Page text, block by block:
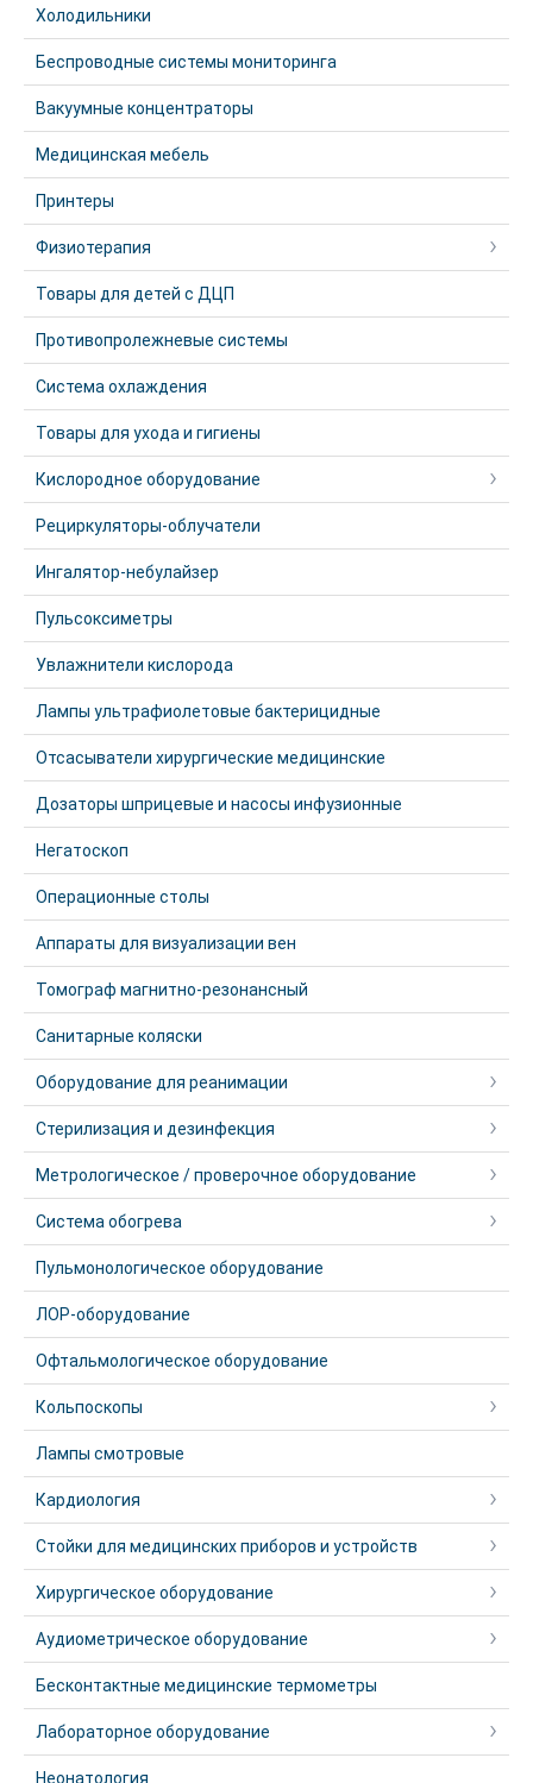
Холодильники
Беспроводные системы мониторинга
Вакуумные концентраторы
Медицинская мебель
Принтеры
Физиотерапия
Товары для детей с ДЦП
Противопролежневые системы
Система охлаждения
Товары для ухода и гигиены
Кислородное оборудование
Рециркуляторы-облучатели
Ингалятор-небулайзер
Пульсоксиметры
Увлажнители кислорода
Лампы ультрафиолетовые бактерицидные
Отсасыватели хирургические медицинские
Дозаторы шприцевые и насосы инфузионные
Негатоскоп
Операционные столы
Аппараты для визуализации вен
Томограф магнитно-резонансный
Санитарные коляски
Оборудование для реанимации
Стерилизация и дезинфекция
Метрологическое / проверочное оборудование
Система обогрева
Пульмонологическое оборудование
ЛОР-оборудование
Офтальмологическое оборудование
Кольпоскопы
Лампы смотровые
Кардиология
Стойки для медицинских приборов и устройств
Хирургическое оборудование
Аудиометрическое оборудование
Бесконтактные медицинские термометры
Лабораторное оборудование
Неонатология